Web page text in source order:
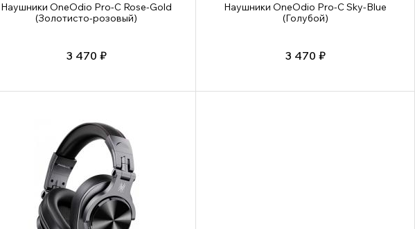
Наушники OneOdio Pro-C Rose-Gold
(Золотисто-розовый)
3 470 ₽
Наушники OneOdio Pro-C Sky-Blue
(Голубой)
3 470 ₽